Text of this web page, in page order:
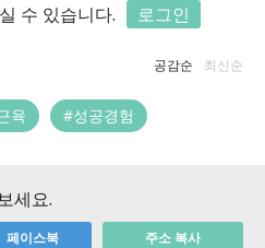
수 있습니다. 로그인
공감순 최신순
육 #성공경험
세요.
페이스북 주소 복사